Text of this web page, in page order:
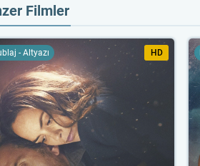
Filmler
- Altyazı HD